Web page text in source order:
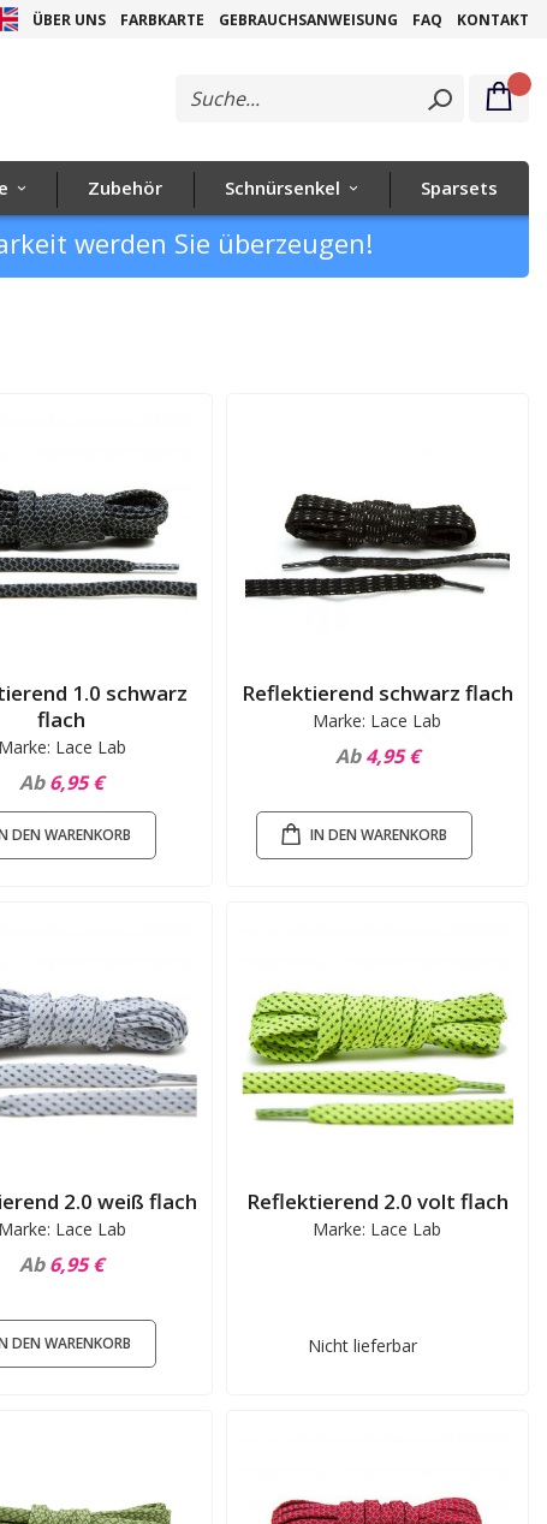
KONTAKT
FAQ
GEBRAUCHSANWEISUNG
FARBKARTE
ÜBER UNS
Zubehör Schnürsenkel Sparsets
werden Sie überzeugen!
1.0 schwarz
flach
Marke: Lace Lab
Ab 6,95 €
DEN WARENKORB
Reflektierend schwarz flach
Marke: Lace Lab
Ab 4,95 €
IN DEN WARENKORB
2.0 weiß flach
Marke: Lace Lab
Ab 6,95 €
DEN WARENKORB
Reflektierend 2.0 volt flach
Marke: Lace Lab
Nicht lieferbar